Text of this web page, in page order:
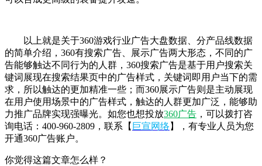
以上就是关于360游戏行业广告大盘数据、分产品线数据
的简单介绍，360有搜索广告、展示广告两大形态，不同的广
告能够触达不同行为的人群，360搜索广告是基于用户搜索关
键词展现在搜索结果页中的广告样式，关键词即用户当下的需
求，所以触达的更加精准一些；而360展示广告则是主动展现
在用户使用场景中的广告样式，触达的人群更加广泛，能够助
力推广品牌实现强曝光。如您也想投放360广告 ，可以拨打咨
询电话：400-960-2809，联系【 巨宣网络】，有专业人员为您
开通360广告账户。
你觉得这篇文章怎么样？